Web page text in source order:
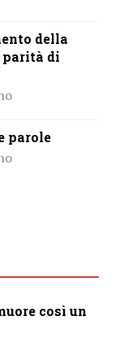
della
parità di
parole
così un